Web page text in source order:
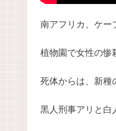
南アフリカ、ケー
植物園で女性の惨
死体からは、新種
黒人刑事アリと白